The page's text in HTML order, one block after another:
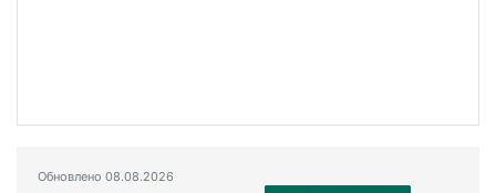
Обновлено 08.08.2026